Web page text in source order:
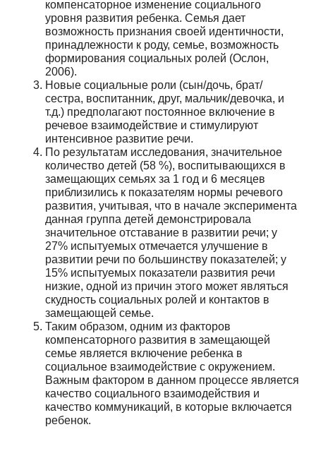
компенсаторное изменение социального
уровня развития ребенка. Семья дает
возможность признания своей идентичности,
принадлежности к роду, семье, возможность
формирования социальных ролей (Ослон,
2006).
Новые социальные роли (сын/дочь, брат/
сестра, воспитанник, друг, мальчик/девочка, и
т.д.) предполагают постоянное включение в
речевое взаимодействие и стимулируют
интенсивное развитие речи.
По результатам исследования, значительное
количество детей (58 %), воспитывающихся в
замещающих семьях за 1 год и 6 месяцев
приблизились к показателям нормы речевого
развития, учитывая, что в начале эксперимента
данная группа детей демонстрировала
значительное отставание в развитии речи; у
27% испытуемых отмечается улучшение в
развитии речи по большинству показателей; у
15% испытуемых показатели развития речи
низкие, одной из причин этого может являться
скудность социальных ролей и контактов в
замещающей семье.
Таким образом, одним из факторов
компенсаторного развития в замещающей
семье является включение ребенка в
социальное взаимодействие с окружением.
Важным фактором в данном процессе является
качество социального взаимодействия и
качество коммуникаций, в которые включается
ребенок.